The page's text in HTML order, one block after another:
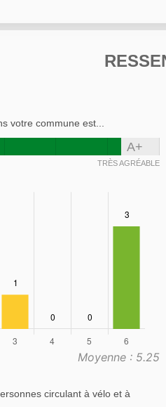
votre commune est...
A+
TRÈS AGRÉABLE
Moyenne : 5.25
circulant à vélo et à